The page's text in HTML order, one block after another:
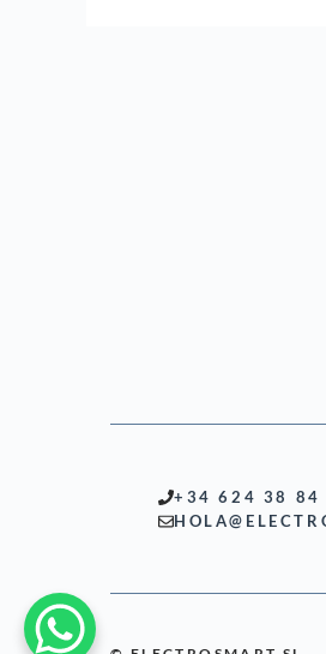
+34 624 38 84